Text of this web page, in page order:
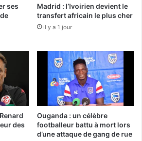
ses
Madrid : l’Ivoirien devient le
transfert africain le plus cher
il y a 1 jour
des
Ouganda : un célèbre
footballeur battu à mort lors
d’une attaque de gang de rue